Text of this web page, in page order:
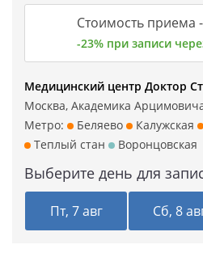
Стоимость приема -
-23% при записи
Медицинский центр Доктор
Москва, Академика
Метро:
Беляево Калужская
Теплый стан
Воронцовская
Выберите день для
Пт, 7 авг Сб, 8